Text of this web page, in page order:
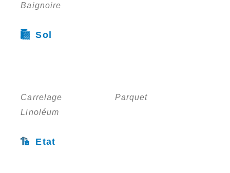
Baignoire
Sol
Carrelage
Parquet
Linoléum
Etat